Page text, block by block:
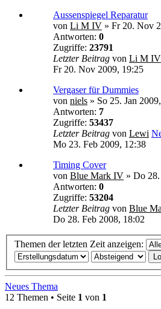
Aussenspiegel Reparatur
von Li M IV » Fr 20. Nov
Antworten: 0
Zugriffe: 23791
Letzter Beitrag von Li M IV
Fr 20. Nov 2009, 19:25
Vergaser für Dummies
von niels » So 25. Jan
Antworten: 7
Zugriffe: 53437
Letzter Beitrag von Lewi
Mo 23. Feb 2009, 12:38
Timing Cover
von Blue Mark IV » Do
Antworten: 0
Zugriffe: 53204
Letzter Beitrag von Blue
Do 28. Feb 2008, 18:02
Themen der letzten Zeit anzeigen:
Neues Thema
12 Themen • Seite 1 von 1